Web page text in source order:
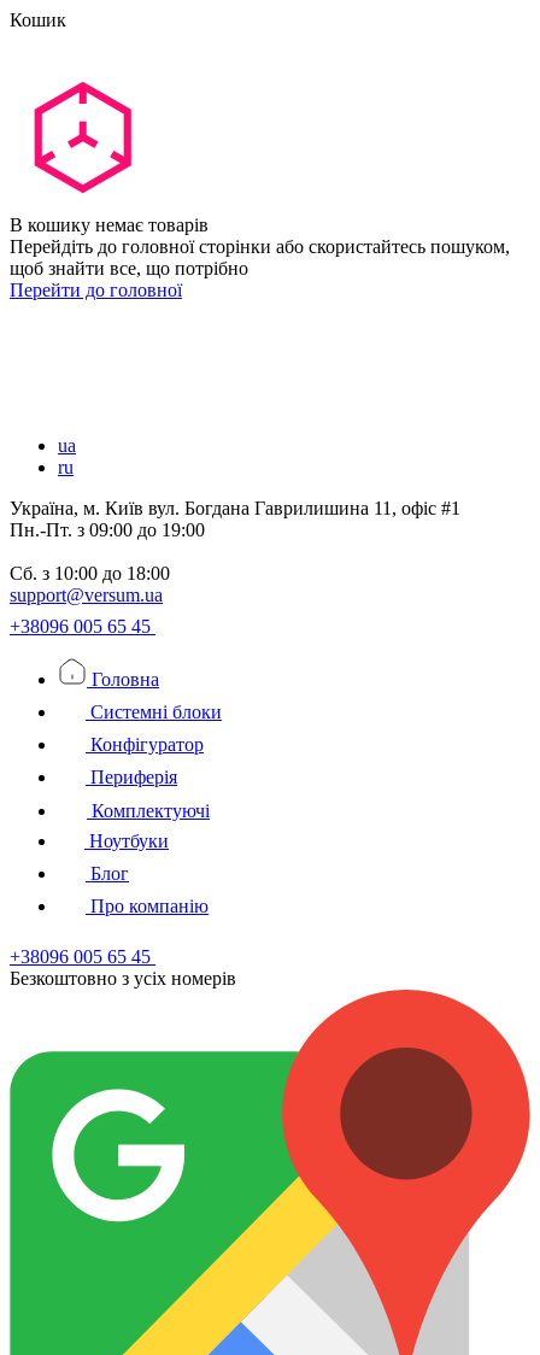
Кошик
В кошику немає товарів
Перейдіть до головної сторінки або скористайтесь пошуком,
щоб знайти все, що потрібно
Перейти до головної
ua
ru
Україна, м. Київ вул. Богдана Гаврилишина 11, офіс #1
Пн.-Пт. з 09:00 до 19:00
Сб. з 10:00 до 18:00
support@versum.ua
+38096 005 65 45
Головна
Системні блоки
Конфігуратор
Периферія
Комплектуючі
Ноутбуки
Блог
Про компанію
+38096 005 65 45
Безкоштовно з усiх номерiв